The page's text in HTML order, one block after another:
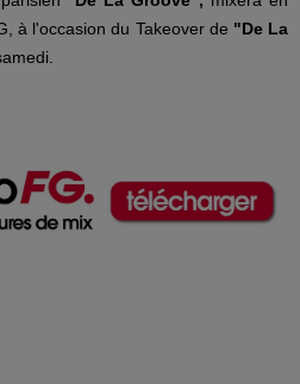
à l'occasion du Takeover de "De La